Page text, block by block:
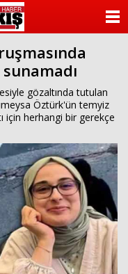
gözaltında tutulan
Öztürk'ün temyiz
için herhangi bir gerekçe
KATEGORİLER
ANKETLER
FOTO GALERİ
VİDEO GALERİ
KÜNYE
İLETİŞİM